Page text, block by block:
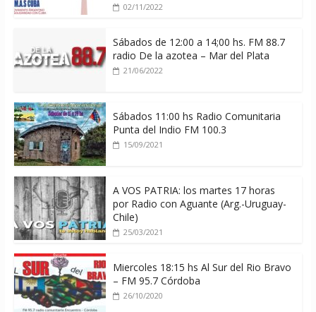
02/11/2022
Sábados de 12:00 a 14;00 hs. FM 88.7
radio De la azotea – Mar del Plata
21/06/2022
Sábados 11:00 hs Radio Comunitaria
Punta del Indio FM 100.3
15/09/2021
A VOS PATRIA: los martes 17 horas
por Radio con Aguante (Arg.-Uruguay-
Chile)
25/03/2021
Miercoles 18:15 hs Al Sur del Rio Bravo
– FM 95.7 Córdoba
26/10/2020